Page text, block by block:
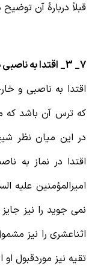
دربارۀ آن توضیح
این میان نظر
علیه
را نیز
نیز موردقبول او